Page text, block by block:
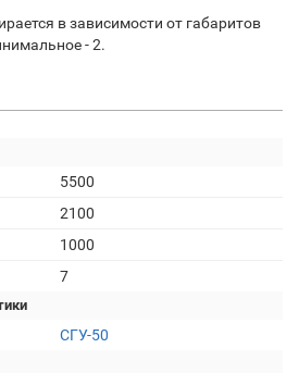
в зависимости от габаритов
- 2.
5500
2100
1000
7
СГУ-50